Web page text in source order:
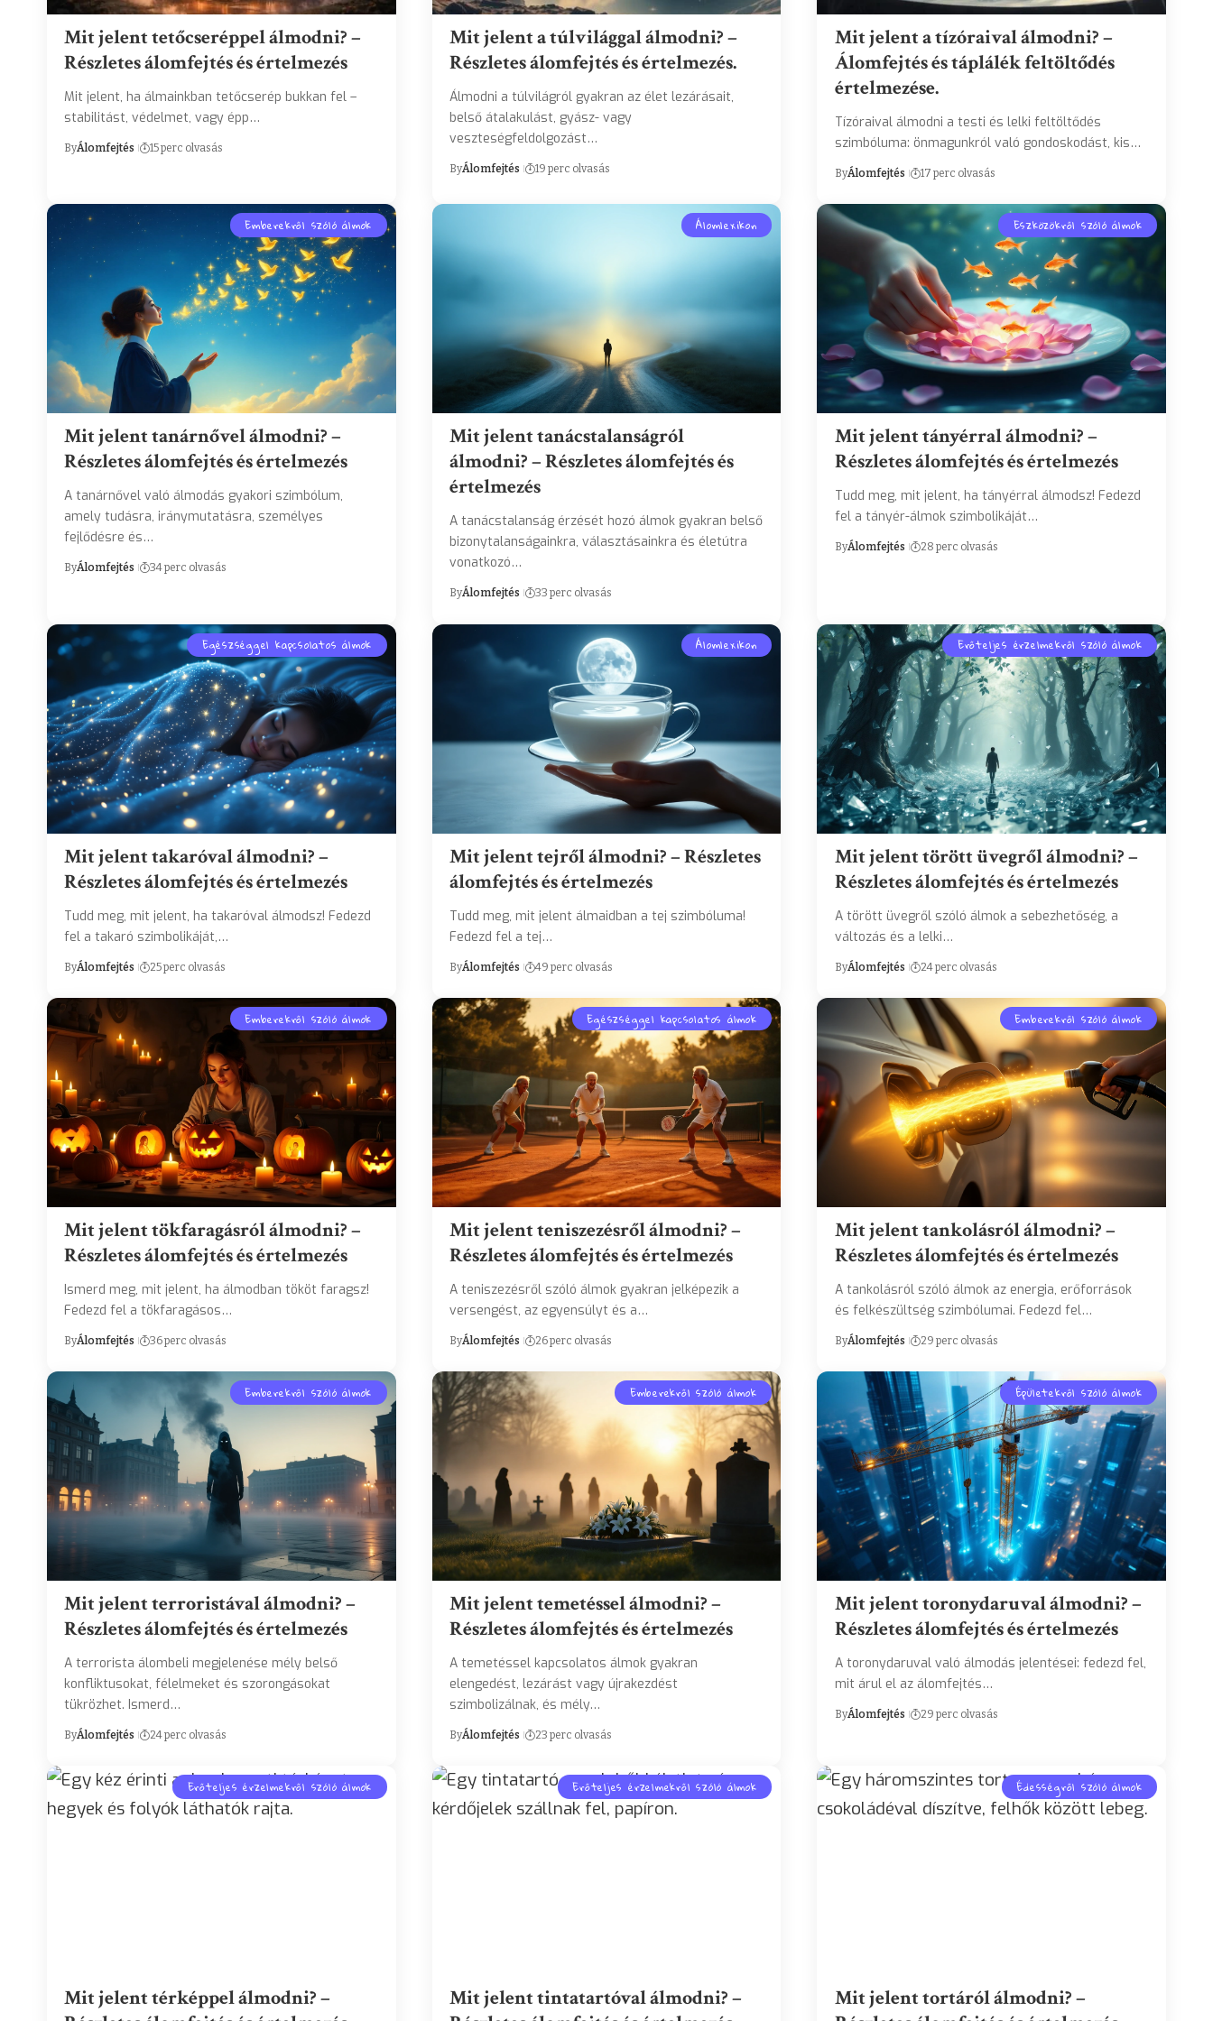
Mit jelent tetőcseréppel álmodni? –
Részletes álomfejtés és értelmezés
Mit jelent, ha álmainkban tetőcserép bukkan fel –
stabilitást, védelmet, vagy épp…
ByÁlomfejtés 15 perc olvasás
Mit jelent a túlvilággal álmodni? –
Részletes álomfejtés és értelmezés.
Álmodni a túlvilágról gyakran az élet lezárásait,
belső átalakulást, gyász- vagy
veszteségfeldolgozást…
ByÁlomfejtés 19 perc olvasás
Mit jelent a tízóraival álmodni? –
Álomfejtés és táplálék feltöltődés
értelmezése.
Tízóraival álmodni a testi és lelki feltöltődés
szimbóluma: önmagunkról való gondoskodást, kis…
ByÁlomfejtés 17 perc olvasás
Emberekről szóló álmok
Mit jelent tanárnővel álmodni? –
Részletes álomfejtés és értelmezés
A tanárnővel való álmodás gyakori szimbólum,
amely tudásra, iránymutatásra, személyes
fejlődésre és…
ByÁlomfejtés 34 perc olvasás
Álomlexikon
Mit jelent tanácstalanságról
álmodni? – Részletes álomfejtés és
értelmezés
A tanácstalanság érzését hozó álmok gyakran belső
bizonytalanságainkra, választásainkra és életútra
vonatkozó…
ByÁlomfejtés 33 perc olvasás
Eszközökről szóló álmok
Mit jelent tányérral álmodni? –
Részletes álomfejtés és értelmezés
Tudd meg, mit jelent, ha tányérral álmodsz! Fedezd
fel a tányér-álmok szimbolikáját…
ByÁlomfejtés 28 perc olvasás
Egészséggel kapcsolatos álmok
Mit jelent takaróval álmodni? –
Részletes álomfejtés és értelmezés
Tudd meg, mit jelent, ha takaróval álmodsz! Fedezd
fel a takaró szimbolikáját,…
ByÁlomfejtés 25 perc olvasás
Álomlexikon
Mit jelent tejről álmodni? – Részletes
álomfejtés és értelmezés
Tudd meg, mit jelent álmaidban a tej szimbóluma!
Fedezd fel a tej…
ByÁlomfejtés 49 perc olvasás
Erőteljes érzelmekről szóló álmok
Mit jelent törött üvegről álmodni? –
Részletes álomfejtés és értelmezés
A törött üvegről szóló álmok a sebezhetőség, a
változás és a lelki…
ByÁlomfejtés 24 perc olvasás
Emberekről szóló álmok
Mit jelent tökfaragásról álmodni? –
Részletes álomfejtés és értelmezés
Ismerd meg, mit jelent, ha álmodban tököt faragsz!
Fedezd fel a tökfaragásos…
ByÁlomfejtés 36 perc olvasás
Egészséggel kapcsolatos álmok
Mit jelent teniszezésről álmodni? –
Részletes álomfejtés és értelmezés
A teniszezésről szóló álmok gyakran jelképezik a
versengést, az egyensúlyt és a…
ByÁlomfejtés 26 perc olvasás
Emberekről szóló álmok
Mit jelent tankolásról álmodni? –
Részletes álomfejtés és értelmezés
A tankolásról szóló álmok az energia, erőforrások
és felkészültség szimbólumai. Fedezd fel…
ByÁlomfejtés 29 perc olvasás
Emberekről szóló álmok
Mit jelent terroristával álmodni? –
Részletes álomfejtés és értelmezés
A terrorista álombeli megjelenése mély belső
konfliktusokat, félelmeket és szorongásokat
tükrözhet. Ismerd…
ByÁlomfejtés 24 perc olvasás
Emberekről szóló álmok
Mit jelent temetéssel álmodni? –
Részletes álomfejtés és értelmezés
A temetéssel kapcsolatos álmok gyakran
elengedést, lezárást vagy újrakezdést
szimbolizálnak, és mély…
ByÁlomfejtés 23 perc olvasás
Épületekről szóló álmok
Mit jelent toronydaruval álmodni? –
Részletes álomfejtés és értelmezés
A toronydaruval való álmodás jelentései: fedezd fel,
mit árul el az álomfejtés…
ByÁlomfejtés 29 perc olvasás
Erőteljes érzelmekről szóló álmok
Mit jelent térképpel álmodni? –
Erőteljes érzelmekről szóló álmok
Mit jelent tintatartóval álmodni? –
Édességről szóló álmok
Mit jelent tortáról álmodni? –